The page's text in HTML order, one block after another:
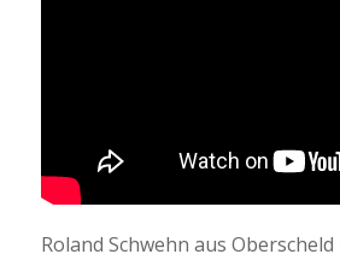
Roland Schwehn aus